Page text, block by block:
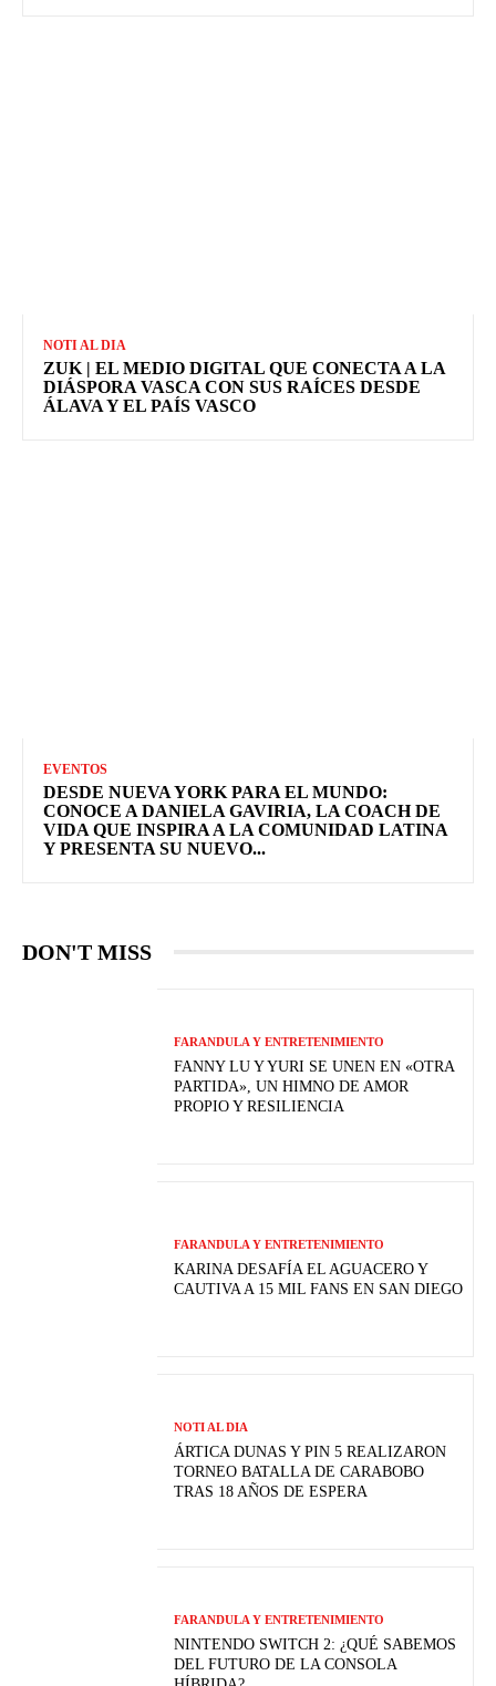
NOTI AL DIA
ZUK | EL MEDIO DIGITAL QUE CONECTA A LA
DIÁSPORA VASCA CON SUS RAÍCES DESDE
ÁLAVA Y EL PAÍS VASCO
EVENTOS
DESDE NUEVA YORK PARA EL MUNDO:
CONOCE A DANIELA GAVIRIA, LA COACH DE
VIDA QUE INSPIRA A LA COMUNIDAD LATINA
Y PRESENTA SU NUEVO...
DON'T MISS
FARANDULA Y ENTRETENIMIENTO
FANNY LU Y YURI SE UNEN EN «OTRA
PARTIDA», UN HIMNO DE AMOR
PROPIO Y RESILIENCIA
FARANDULA Y ENTRETENIMIENTO
KARINA DESAFÍA EL AGUACERO Y
CAUTIVA A 15 MIL FANS EN SAN DIEGO
NOTI AL DIA
ÁRTICA DUNAS Y PIN 5 REALIZARON
TORNEO BATALLA DE CARABOBO
TRAS 18 AÑOS DE ESPERA
FARANDULA Y ENTRETENIMIENTO
NINTENDO SWITCH 2: ¿QUÉ SABEMOS
DEL FUTURO DE LA CONSOLA